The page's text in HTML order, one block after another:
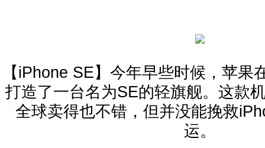
【iPhone SE】今年早些时候，苹果
打造了一台名为SE的轻旗舰。这款
全球卖得也不错，但并没能挽救
运。